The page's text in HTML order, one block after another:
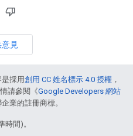
見
採用創用 CC 姓名標示 4.0 授權 ，
請參閱《Google Developers 網站
業的註冊商標。
時間)。